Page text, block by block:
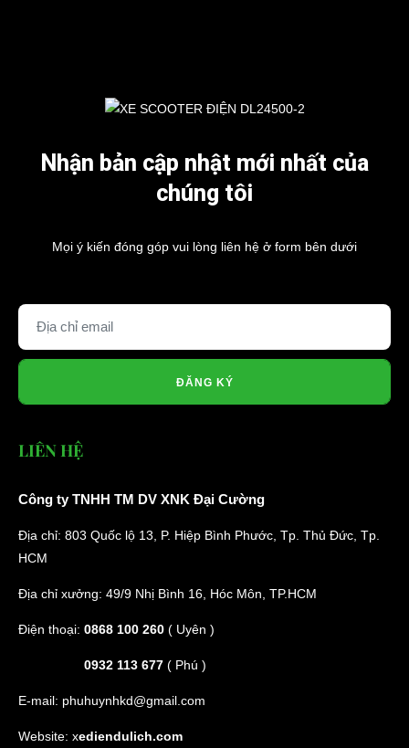
Nhận bản cập nhật mới nhất của
chúng tôi
Mọi ý kiến đóng góp vui lòng liên hệ ở form bên dưới
ĐĂNG KÝ
LIÊN HỆ
Công ty TNHH TM DV XNK Đại Cường
Địa chỉ: 803 Quốc lộ 13, P. Hiệp Bình Phước, Tp. Thủ Đức, Tp.
HCM
Địa chỉ xưởng: 49/9 Nhị Bình 16, Hóc Môn, TP.HCM
Điện thoại: 0868 100 260 ( Uyên )
0932 113 677 ( Phú )
E-mail: phuhuynhkd@gmail.com
Website: xediendulich.com